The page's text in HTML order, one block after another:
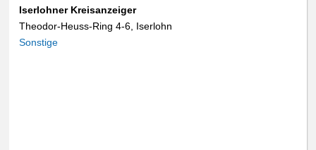
Iserlohner Kreisanzeiger
Theodor-Heuss-Ring 4-6, Iserlohn
Sonstige